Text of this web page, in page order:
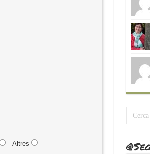
Altres